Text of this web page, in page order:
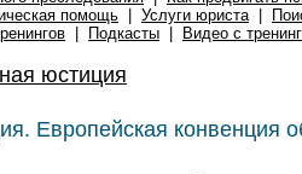
помощь
Услуги юриста|
Подкасты Видео с
юстиция
Европейская конвенция